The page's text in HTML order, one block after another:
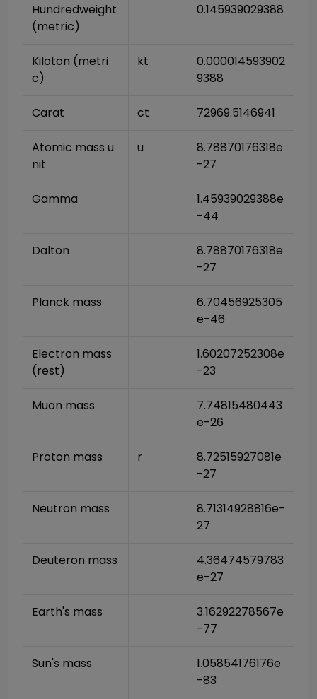
Hundredweight
(metric)
0.145939029388
Kiloton (metri
c)
kt
0.000014593902
9388
Carat ct 72969.5146941
Atomic mass u
nit
u
8.78870176318e
-27
Gamma
1.45939029388e
-44
Dalton
8.78870176318e
-27
Planck mass
6.70456925305
e-46
Electron mass
(rest)
1.60207252308e
-23
Muon mass
7.74815480443
e-26
Proton mass r
8.72515927081e
-27
Neutron mass
8.71314928816e-
27
Deuteron mass
4.36474579783
e-27
Earth's mass
3.16292278567e
-77
Sun's mass
1.05854176176e
-83